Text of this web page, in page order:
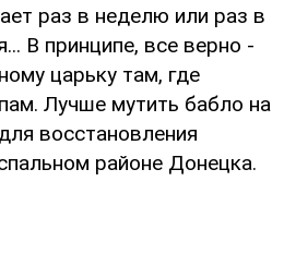
раз в неделю или раз в
В принципе, все верно -
царьку там, где
Лучше мутить бабло на
восстановления
районе Донецка.